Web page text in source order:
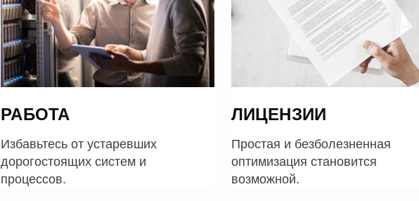
РАБОТА
Избавьтесь от устаревших
дорогостоящих систем и
процессов.
ЛИЦЕНЗИИ
Простая и безболезненная
оптимизация становится
возможной.